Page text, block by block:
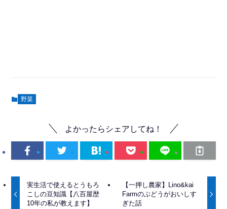
野菜
よかったらシェアしてね！
実生活で使えるとうもろ
こしの豆知識【八百屋歴
10年の私が教えます】
【一押し農家】Lino&kai
Farmのぶどうがおいしす
ぎた話